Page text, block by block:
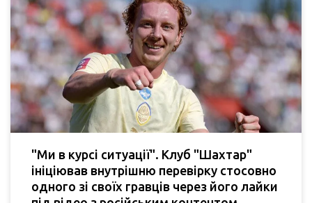
"Ми в курсі ситуації". Клуб "Шахтар"
ініціював внутрішню перевірку стосовно
одного зі своїх гравців через його лайки